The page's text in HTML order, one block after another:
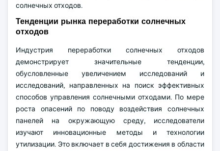
солнечных отходов.
Тенденции рынка переработки солнечных
отходов
Индустрия переработки солнечных отходов
демонстрирует значительные тенденции,
обусловленные увеличением исследований и
исследований, направленных на поиск эффективных
способов управления солнечными отходами. По мере
роста опасений по поводу воздействия солнечных
панелей на окружающую среду, исследователи
изучают инновационные методы и технологии
утилизации. Это включает в себя достижения в области